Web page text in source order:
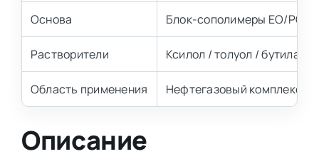
Основа Блок-сополимеры EO/PO
Растворители Ксилол / толуол /
Область применения Нефтегазовый комплекс
Описание